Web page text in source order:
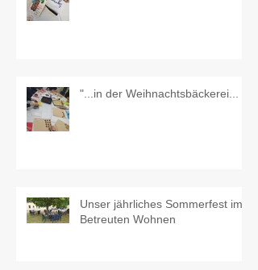
"...in der Weihnachtsbäckerei...
Unser jährliches Sommerfest im
Betreuten Wohnen